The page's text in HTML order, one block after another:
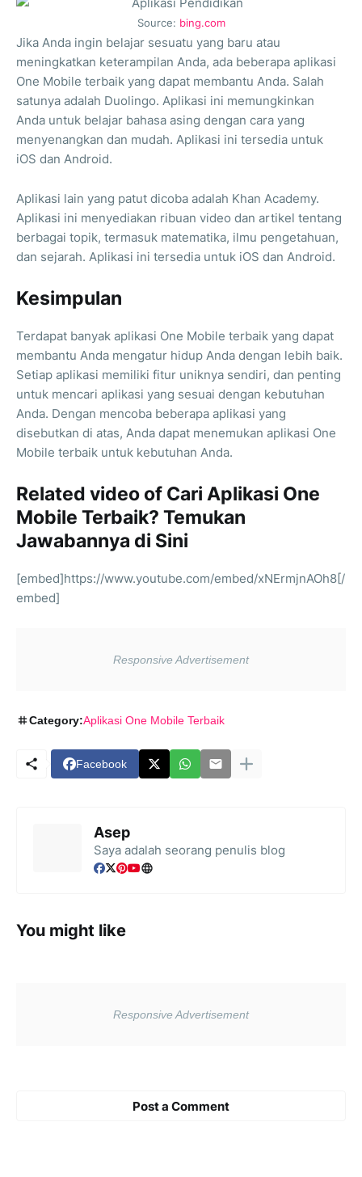
Source: bing.com
Jika Anda ingin belajar sesuatu yang baru atau
meningkatkan keterampilan Anda, ada beberapa aplikasi
One Mobile terbaik yang dapat membantu Anda. Salah
satunya adalah Duolingo. Aplikasi ini memungkinkan
Anda untuk belajar bahasa asing dengan cara yang
menyenangkan dan mudah. Aplikasi ini tersedia untuk
iOS dan Android.
Aplikasi lain yang patut dicoba adalah Khan Academy.
Aplikasi ini menyediakan ribuan video dan artikel tentang
berbagai topik, termasuk matematika, ilmu pengetahuan,
dan sejarah. Aplikasi ini tersedia untuk iOS dan Android.
Kesimpulan
Terdapat banyak aplikasi One Mobile terbaik yang dapat
membantu Anda mengatur hidup Anda dengan lebih baik.
Setiap aplikasi memiliki fitur uniknya sendiri, dan penting
untuk mencari aplikasi yang sesuai dengan kebutuhan
Anda. Dengan mencoba beberapa aplikasi yang
disebutkan di atas, Anda dapat menemukan aplikasi One
Mobile terbaik untuk kebutuhan Anda.
Related video of Cari Aplikasi One
Mobile Terbaik? Temukan
Jawabannya di Sini
[embed]https://www.youtube.com/embed/xNErmjnAOh8[/
embed]
Category:Aplikasi One Mobile Terbaik
Facebook
Asep
Saya adalah seorang penulis blog
You might like
Post a Comment